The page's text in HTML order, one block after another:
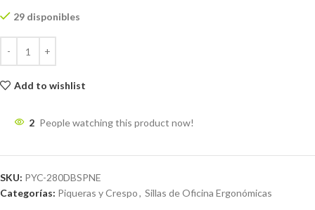
29 disponibles
Add to wishlist
2 People watching this product now!
SKU: PYC-280DBSPNE
Categorías: Piqueras y Crespo, Sillas de Oficina Ergonómicas